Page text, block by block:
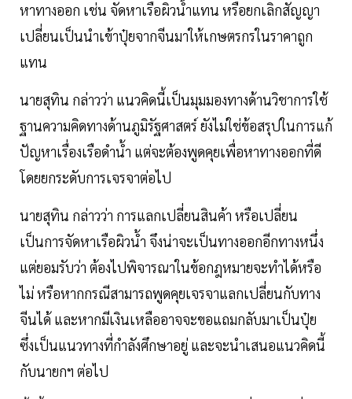
หาทางออก เช่น จัดหาเรือผิวน้ำแทน หรือยกเลิกสัญญา
เปลี่ยนเป็นนำเข้าปุ๋ยจากจีนมาให้เกษตรกรในราคาถูก
แทน
นายสุทิน กล่าวว่า แนวคิดนี้เป็นมุมมองทางด้านวิชาการใช้
ฐานความคิดทางด้านภูมิรัฐศาสตร์ ยังไม่ใช่ข้อสรุปในการแก้
ปัญหาเรื่องเรือดำน้ำ แต่จะต้องพูดคุยเพื่อหาทางออกที่ดี
โดยยกระดับการเจรจาต่อไป
นายสุทิน กล่าวว่า การแลกเปลี่ยนสินค้า หรือเปลี่ยน
เป็นการจัดหาเรือผิวน้ำ จึงน่าจะเป็นทางออกอีกทางหนึ่ง
แต่ยอมรับว่า ต้องไปพิจารณาในข้อกฎหมายจะทำได้หรือ
ไม่ หรือหากกรณีสามารถพูดคุยเจรจาแลกเปลี่ยนกับทาง
จีนได้ และหากมีเงินเหลืออาจจะขอแถมกลับมาเป็นปุ๋ย
ซึ่งเป็นแนวทางที่กำลังศึกษาอยู่ และจะนำเสนอแนวคิดนี้
กับนายกฯ ต่อไป